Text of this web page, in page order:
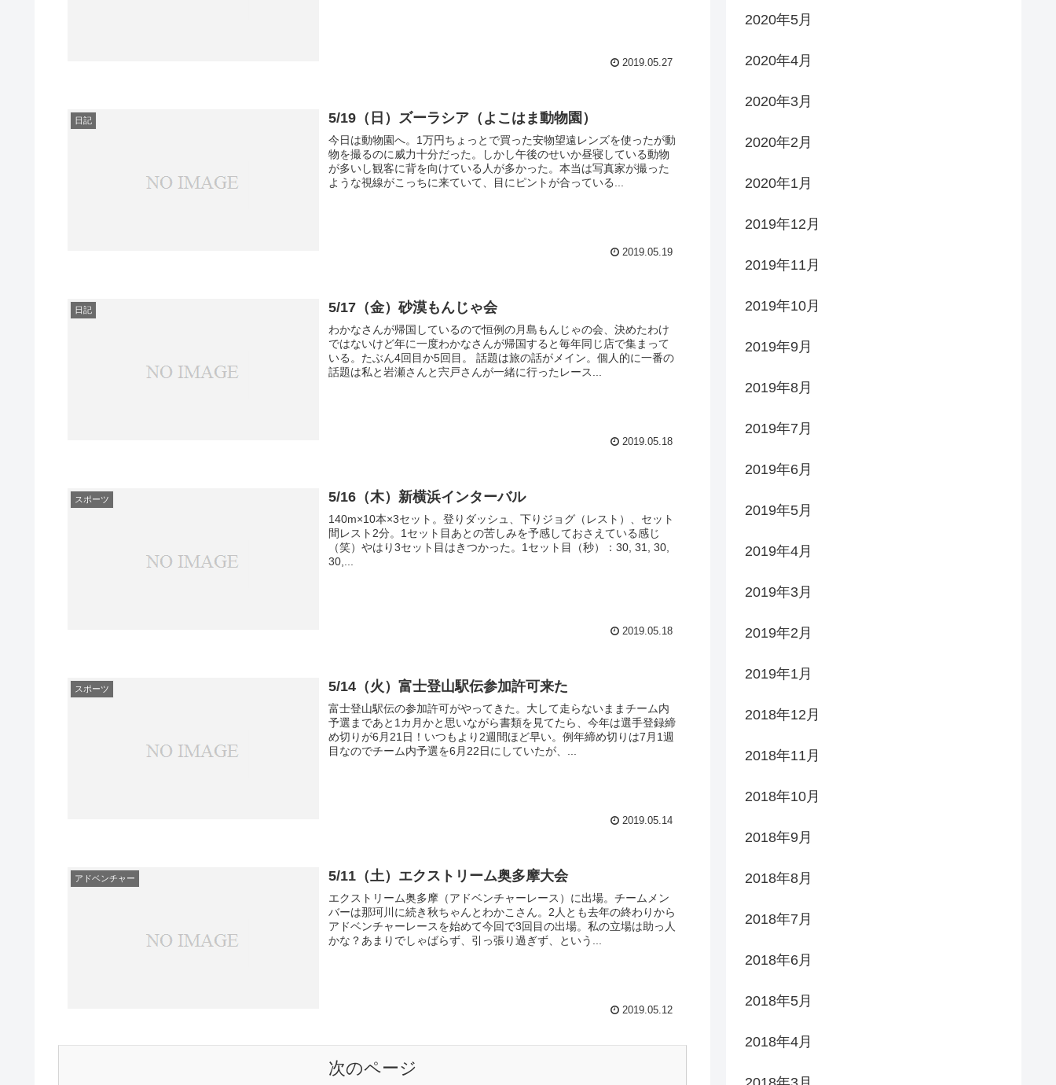
2019.05.27
日記 5/19（日）ズーラシア（よこはま動物園）
今日は動物園へ。1万円ちょっとで買った安物望遠レンズを使ったが動
物を撮るのに威力十分だった。しかし午後のせいか昼寝している動物
が多いし観客に背を向けている人が多かった。本当は写真家が撮った
ような視線がこっちに来ていて、目にピントが合っている...
2019.05.19
日記 5/17（金）砂漠もんじゃ会
わかなさんが帰国しているので恒例の月島もんじゃの会、決めたわけ
ではないけど年に一度わかなさんが帰国すると毎年同じ店で集まって
いる。たぶん4回目か5回目。 話題は旅の話がメイン。個人的に一番の
話題は私と岩瀬さんと宍戸さんが一緒に行ったレース...
2019.05.18
スポーツ 5/16（木）新横浜インターバル
140m×10本×3セット。登りダッシュ、下りジョグ（レスト）、セット
間レスト2分。1セット目あとの苦しみを予感しておさえている感じ
（笑）やはり3セット目はきつかった。1セット目（秒）：30, 31, 30,
30,...
2019.05.18
スポーツ 5/14（火）富士登山駅伝参加許可来た
富士登山駅伝の参加許可がやってきた。大して走らないままチーム内
予選まであと1カ月かと思いながら書類を見てたら、今年は選手登録締
め切りが6月21日！いつもより2週間ほど早い。例年締め切りは7月1週
目なのでチーム内予選を6月22日にしていたが、...
2019.05.14
アドベンチャー 5/11（土）エクストリーム奥多摩大会
エクストリーム奥多摩（アドベンチャーレース）に出場。チームメン
バーは那珂川に続き秋ちゃんとわかこさん。2人とも去年の終わりから
アドベンチャーレースを始めて今回で3回目の出場。私の立場は助っ人
かな？あまりでしゃばらず、引っ張り過ぎず、という...
2019.05.12
次のページ
2020年5月
2020年4月
2020年3月
2020年2月
2020年1月
2019年12月
2019年11月
2019年10月
2019年9月
2019年8月
2019年7月
2019年6月
2019年5月
2019年4月
2019年3月
2019年2月
2019年1月
2018年12月
2018年11月
2018年10月
2018年9月
2018年8月
2018年7月
2018年6月
2018年5月
2018年4月